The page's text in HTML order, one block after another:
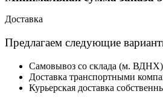
Доставка
Предлагаем следующие
Самовывоз со склада (м.
Доставка транспортными
Курьерская доставка